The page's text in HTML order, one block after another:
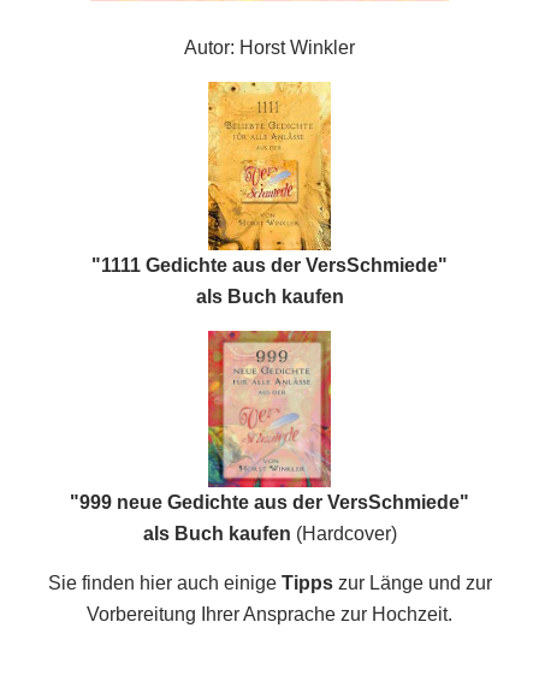
Autor: Horst Winkler
"1111 Gedichte aus der VersSchmiede"
als Buch kaufen
"999 neue Gedichte aus der VersSchmiede"
als Buch kaufen (Hardcover)
Sie finden hier auch einige Tippszur Länge und zur
Vorbereitung Ihrer Ansprache zur Hochzeit.